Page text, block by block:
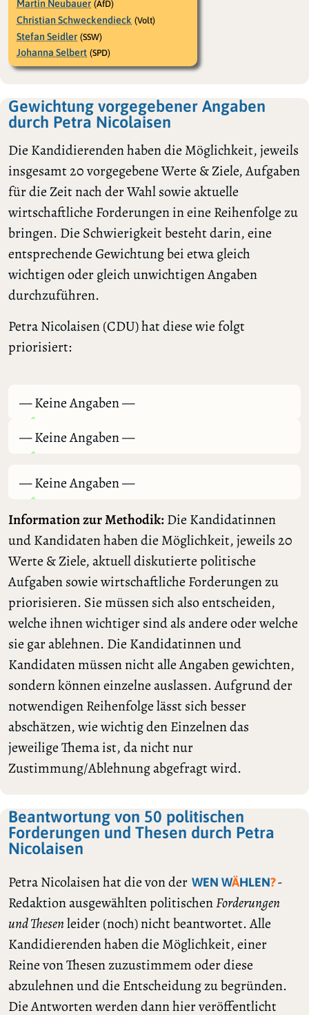
Martin Neubauer (AfD)
Christian Schweckendieck (Volt)
Stefan Seidler (SSW)
Johanna Selbert (SPD)
Gewichtung vorgegebener Angaben
durch Petra Nicolaisen
Die Kandidierenden haben die Möglichkeit, jeweils
insgesamt 20 vorgegebene Werte & Ziele, Aufgaben
für die Zeit nach der Wahl sowie aktuelle
wirtschaftliche Forderungen in eine Reihenfolge zu
bringen. Die Schwierigkeit besteht darin, eine
entsprechende Gewichtung bei etwa gleich
wichtigen oder gleich unwichtigen Angaben
durchzuführen.
Petra Nicolaisen (CDU) hat diese wie folgt
priorisiert:
— Keine Angaben —
— Keine Angaben —
— Keine Angaben —
Information zur Methodik:Die Kandidatinnen
und Kandidaten haben die Möglichkeit, jeweils 20
Werte & Ziele, aktuell diskutierte politische
Aufgaben sowie wirtschaftliche Forderungen zu
priorisieren. Sie müssen sich also entscheiden,
welche ihnen wichtiger sind als andere oder welche
sie gar ablehnen. Die Kandidatinnen und
Kandidaten müssen nicht alle Angaben gewichten,
sondern können einzelne auslassen. Aufgrund der
notwendigen Reihenfolge lässt sich besser
abschätzen, wie wichtig den Einzelnen das
jeweilige Thema ist, da nicht nur
Zustimmung/Ablehnung abgefragt wird.
Beantwortung von 50 politischen
Forderungen und Thesen durch Petra
Nicolaisen
Petra Nicolaisen hat die von der WEN WÄHLEN?-
Redaktion ausgewählten politischenForderungen
und Thesenleider (noch) nicht beantwortet. Alle
Kandidierenden haben die Möglichkeit, einer
Reine von Thesen zuzustimmem oder diese
abzulehnen und die Entscheidung zu begründen.
Die Antworten werden dann hier veröffentlicht